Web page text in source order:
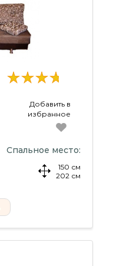
Добавить в
избранное
Спальное место:
150 см
202 см